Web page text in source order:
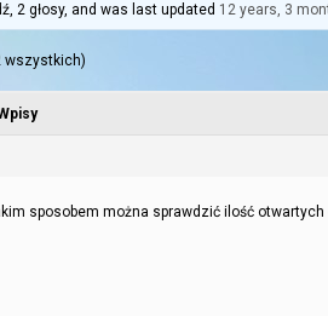
2 głosy, and was last updated 12 years, 3
wszystkich)
sposobem można sprawdzić ilość otwartych